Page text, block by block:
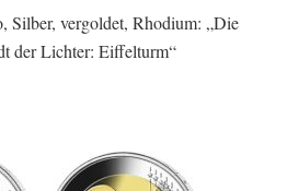
Silber, vergoldet, Rhodium: „Die
der Lichter: Eiffelturm“